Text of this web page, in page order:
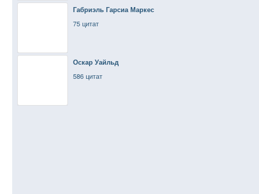
Габриэль Гарсиа Маркес
75 цитат
Оскар Уайльд
586 цитат